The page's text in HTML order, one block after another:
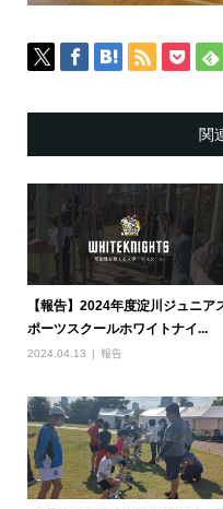
関
【報告】2024年度淀川ジュニア
ポーツスクールホワイトナイ...
2024.04.13 報告